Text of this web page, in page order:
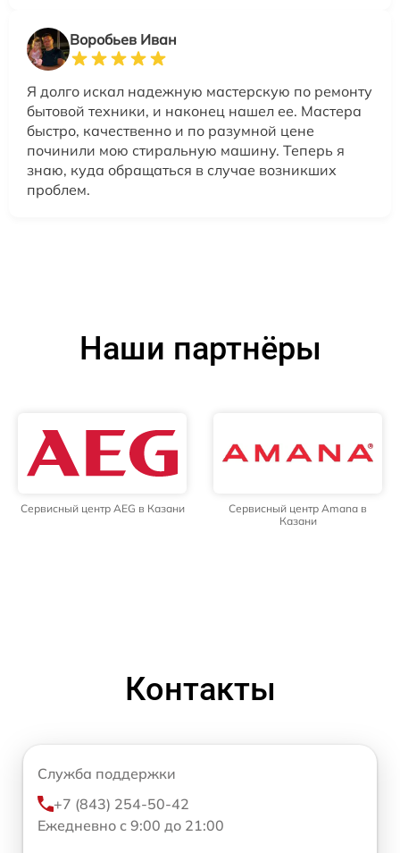
Воробьев Иван
Я долго искал надежную мастерскую по ремонту
бытовой техники, и наконец нашел ее. Мастера
быстро, качественно и по разумной цене
починили мою стиральную машину. Теперь я
знаю, куда обращаться в случае возникших
проблем.
Наши партнёры
Сервисный центр AEG в Казани
Сервисный центр Amana в
Казани
Контакты
Служба поддержки
+7 (843) 254-50-42
Ежедневно с 9:00 до 21:00